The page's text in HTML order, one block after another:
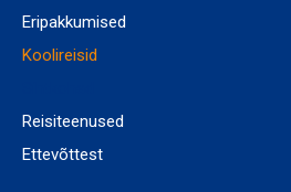
Eripakkumised
Koolireisid
Reisiteenused
Ettevõttest